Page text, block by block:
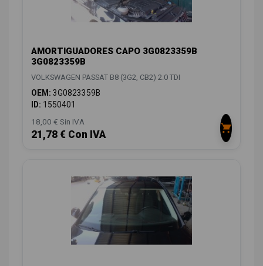
AMORTIGUADORES CAPO 3G0823359B
3G0823359B
VOLKSWAGEN PASSAT B8 (3G2, CB2) 2.0 TDI
OEM: 3G0823359B
ID: 1550401
18,00 € Sin IVA
21,78 € Con IVA